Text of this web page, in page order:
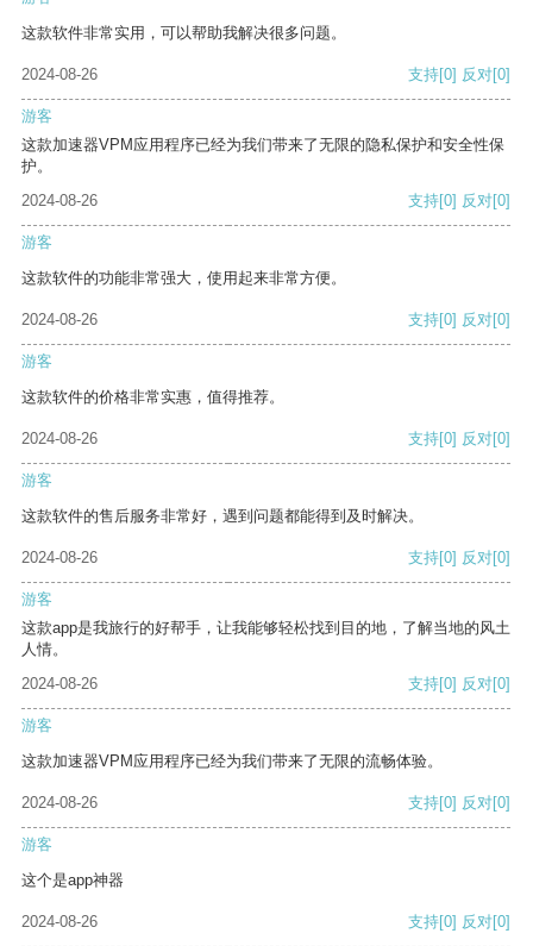
这款软件非常实用，可以帮助我解决很多问题。
2024-08-26 支持[0] 反对[0]
游客
这款加速器VPM应用程序已经为我们带来了无限的隐私保护和安全性保
护。
2024-08-26
支持[0] 反对[0]
游客
这款软件的功能非常强大，使用起来非常方便。
2024-08-26 支持[0] 反对[0]
游客
这款软件的价格非常实惠，值得推荐。
2024-08-26 支持[0] 反对[0]
游客
这款软件的售后服务非常好，遇到问题都能得到及时解决。
2024-08-26 支持[0] 反对[0]
游客
这款app是我旅行的好帮手，让我能够轻松找到目的地，了解当地的风土
人情。
2024-08-26
支持[0] 反对[0]
游客
这款加速器VPM应用程序已经为我们带来了无限的流畅体验。
2024-08-26 支持[0] 反对[0]
游客
这个是app神器
2024-08-26 支持[0] 反对[0]